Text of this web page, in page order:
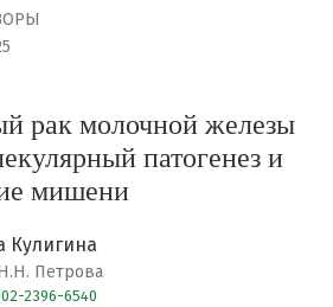
рак молочной железы
патогенез и
мишени
Кулигина
Петрова
2396-6540